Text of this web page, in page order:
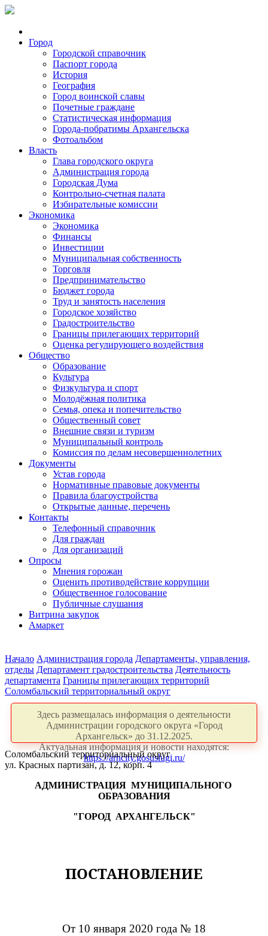
Город
Городской справочник
Паспорт города
История
География
Город воинской славы
Почетные граждане
Статистическая информация
Города-побратимы Архангельска
Фотоальбом
Власть
Глава городского округа
Администрация города
Городская Дума
Контрольно-счетная палата
Избирательные комиссии
Экономика
Экономика
Финансы
Инвестиции
Муниципальная собственность
Торговля
Предпринимательство
Бюджет города
Труд и занятость населения
Городское хозяйство
Градостроительство
Границы прилегающих территорий
Оценка регулирующего воздействия
Общество
Образование
Культура
Физкультура и спорт
Молодёжная политика
Семья, опека и попечительство
Общественный совет
Внешние связи и туризм
Муниципальный контроль
Комиссия по делам несовершеннолетних
Документы
Устав города
Нормативные правовые документы
Правила благоустройства
Открытые данные, перечень
Контакты
Телефонный справочник
Для граждан
Для организаций
Опросы
Мнения горожан
Оценить противодействие коррупции
Общественное голосование
Публичные слушания
Витрина закупок
Амаркет
Начало Администрация города Департаменты, управления,
отделы Департамент градостроительства Деятельность
департамента Границы прилегающих территорий
Соломбальский территориальный округ
Здесь размещалась информация о деятельности
Администрации городского округа «Город
Архангельск» до 31.12.2025.
Актуальная информация и новости находятся:
https://arhcity.gosuslugi.ru/
Соломбальский территориальный округ
ул. Красных партизан, д. 12, корп. 4
АДМИНИСТРАЦИЯ МУНИЦИПАЛЬНОГО
ОБРАЗОВАНИЯ
"ГОРОД АРХАНГЕЛЬСК"
ПОСТАНОВЛЕНИЕ
От 10 января 2020 года № 18